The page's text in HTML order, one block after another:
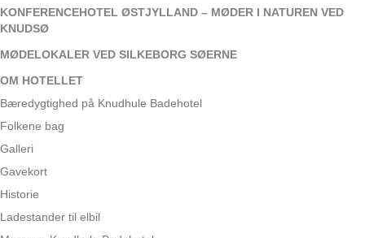
KONFERENCEHOTEL ØSTJYLLAND – MØDER I NATUREN VED
KNUDSØ
MØDELOKALER VED SILKEBORG SØERNE
OM HOTELLET
Bæredygtighed på Knudhule Badehotel
Folkene bag
Galleri
Gavekort
Historie
Ladestander til elbil